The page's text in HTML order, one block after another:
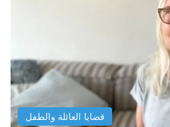
قضايا العائلة والطفل